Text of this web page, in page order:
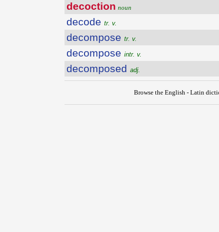
decoction noun
decode tr. v.
decompose tr. v.
decompose intr. v.
decomposed adj.
Browse the English - Latin